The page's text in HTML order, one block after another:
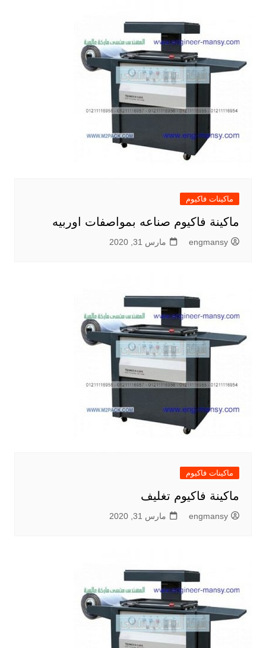
ماكينات فاكيوم
ماكينة فاكيوم صناعه بمواصفات اوربيه
engmansy مارس 31, 2020
ماكينات فاكيوم
ماكينة فاكيوم تغليف
engmansy مارس 31, 2020